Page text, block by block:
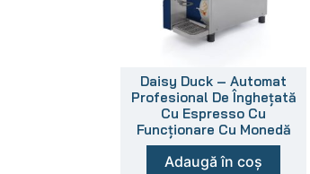
Daisy Duck – Automat
Profesional De Înghețată
Cu Espresso Cu
Funcționare Cu Monedă
Adaugă în coș